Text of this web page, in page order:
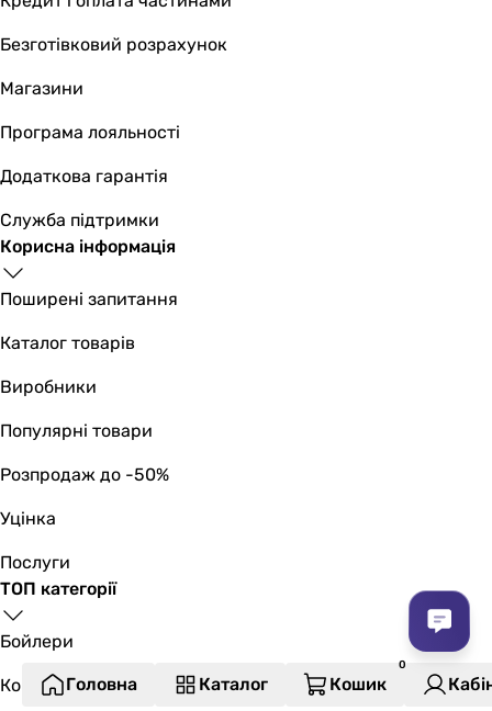
Безготівковий розрахунок
Магазини
Програма лояльності
Додаткова гарантія
Служба підтримки
Корисна інформація
Поширені запитання
Каталог товарів
Виробники
Популярні товари
Розпродаж до -50%
Уцінка
Послуги
ТОП категорії
Бойлери
Кондиціонери
Головна Каталог Кошик